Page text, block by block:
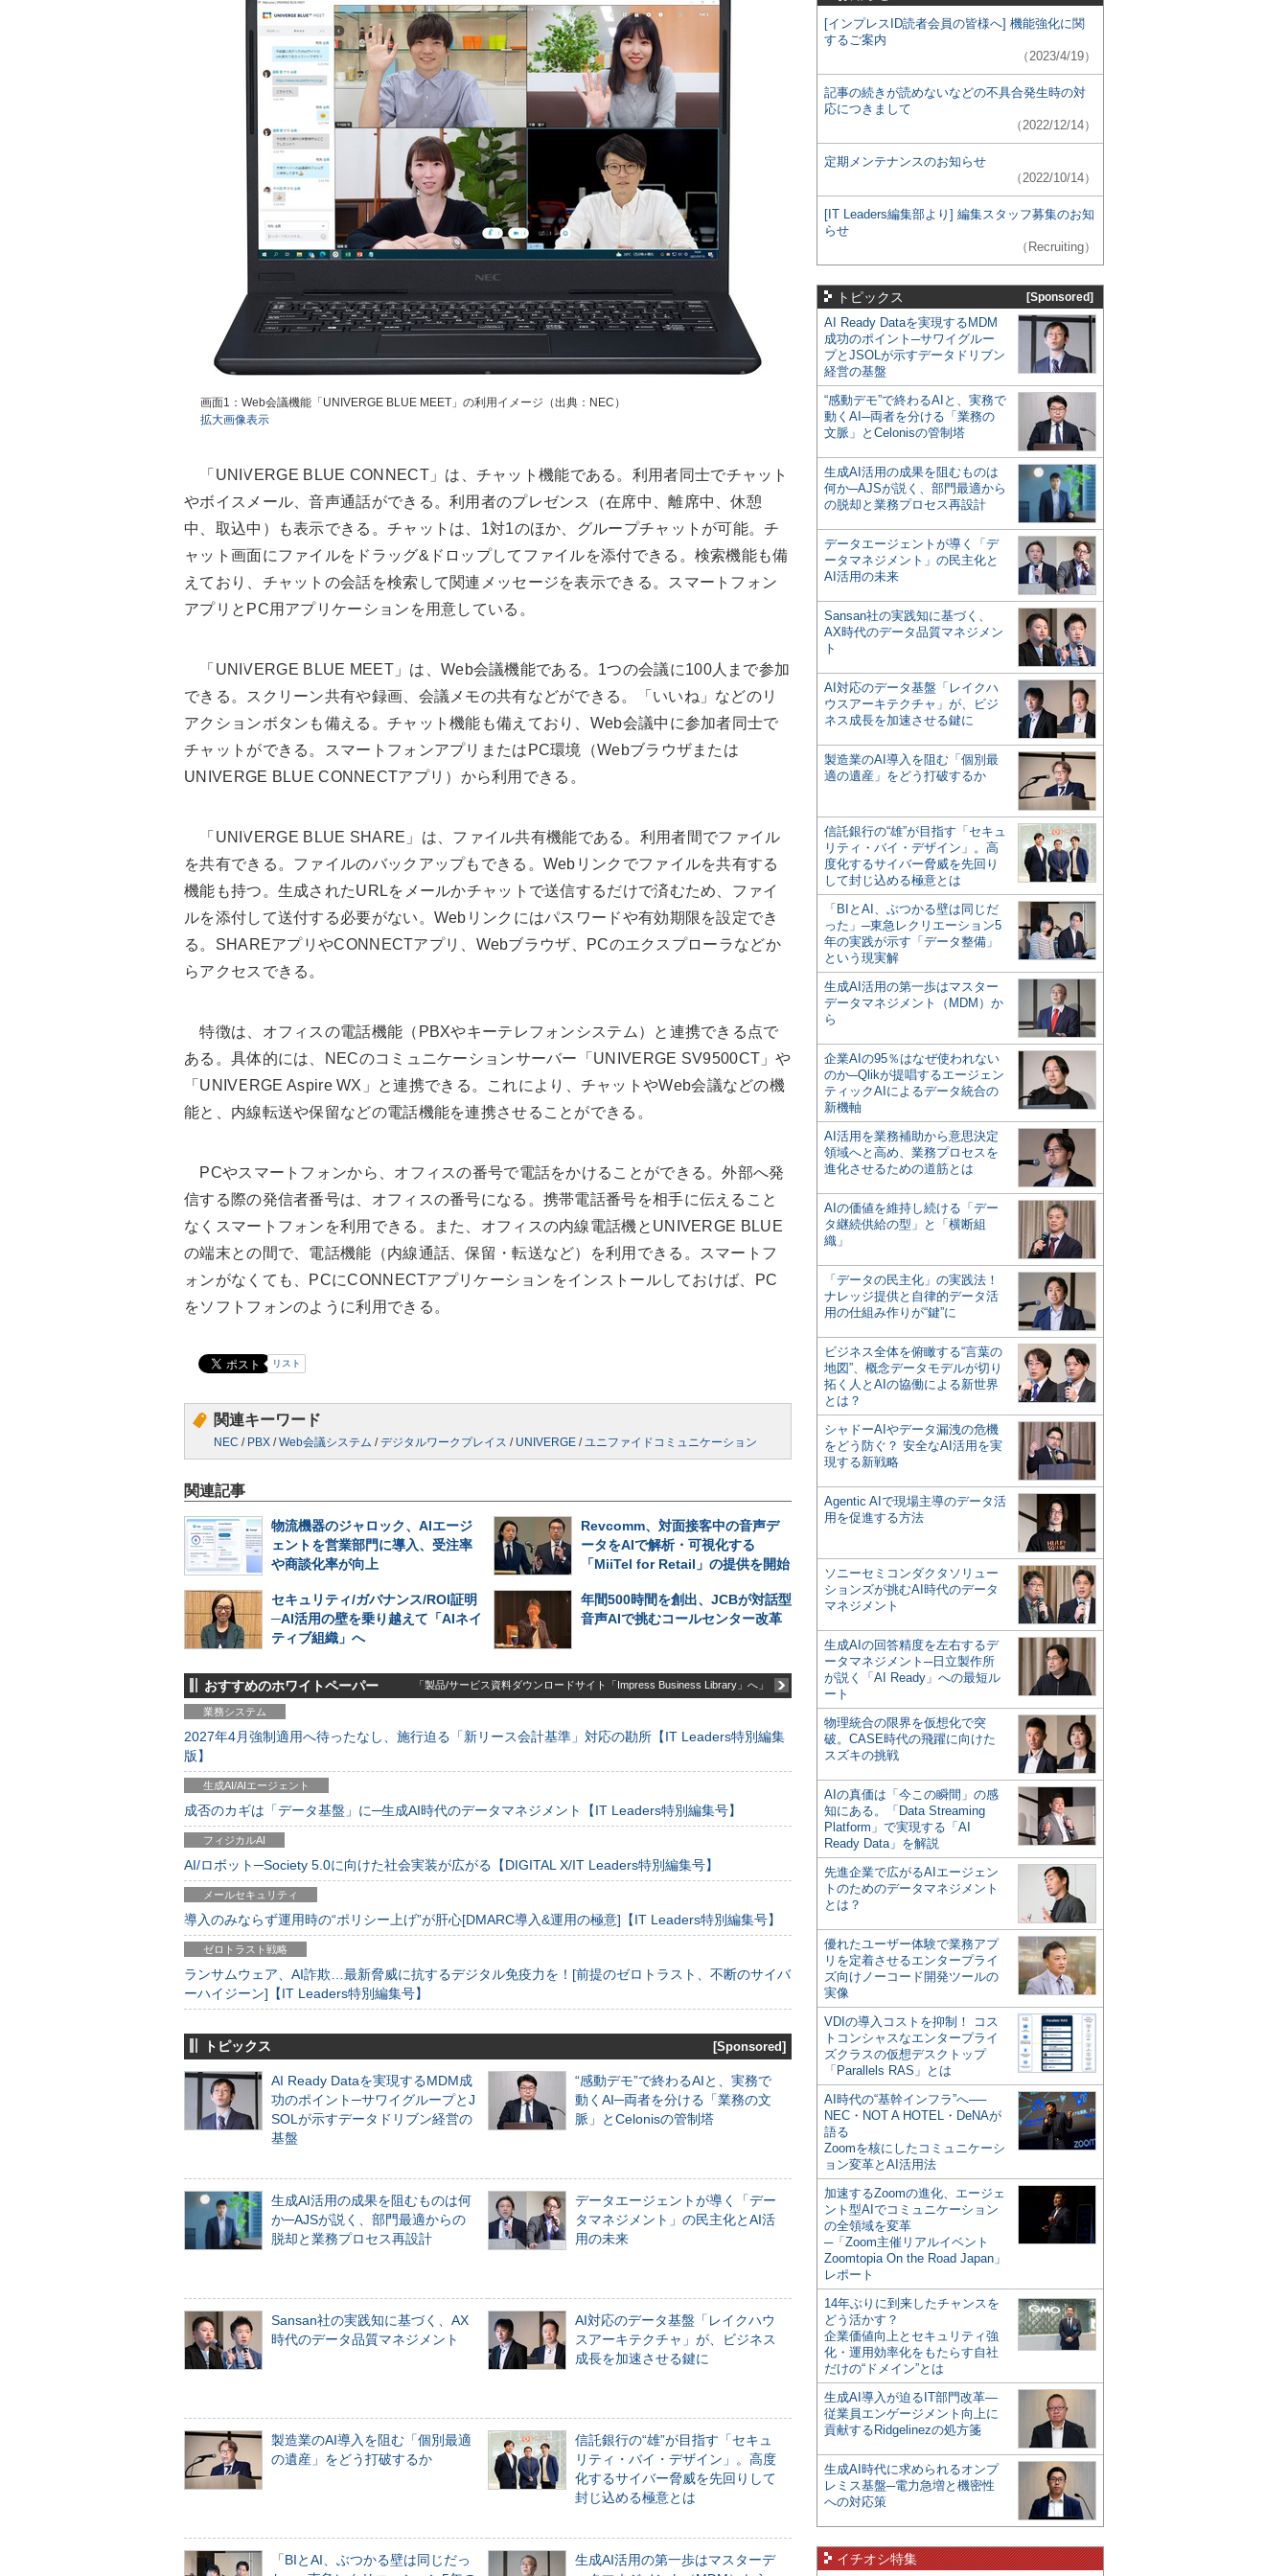
画面1：Web会議機能「UNIVERGE BLUE MEET」の利用イメージ（出典：NEC）
拡大画像表示
「UNIVERGE BLUE CONNECT」は、チャット機能である。利用者同士でチャット
やボイスメール、音声通話ができる。利用者のプレゼンス（在席中、離席中、休憩
中、取込中）も表示できる。チャットは、1対1のほか、グループチャットが可能。チ
ャット画面にファイルをドラッグ&ドロップしてファイルを添付できる。検索機能も備
えており、チャットの会話を検索して関連メッセージを表示できる。スマートフォン
アプリとPC用アプリケーションを用意している。
「UNIVERGE BLUE MEET」は、Web会議機能である。1つの会議に100人まで参加
できる。スクリーン共有や録画、会議メモの共有などができる。「いいね」などのリ
アクションボタンも備える。チャット機能も備えており、Web会議中に参加者同士で
チャットができる。スマートフォンアプリまたはPC環境（Webブラウザまたは
UNIVERGE BLUE CONNECTアプリ）から利用できる。
「UNIVERGE BLUE SHARE」は、ファイル共有機能である。利用者間でファイル
を共有できる。ファイルのバックアップもできる。Webリンクでファイルを共有する
機能も持つ。生成されたURLをメールかチャットで送信するだけで済むため、ファイ
ルを添付して送付する必要がない。Webリンクにはパスワードや有効期限を設定でき
る。SHAREアプリやCONNECTアプリ、Webブラウザ、PCのエクスプローラなどか
らアクセスできる。
特徴は、オフィスの電話機能（PBXやキーテレフォンシステム）と連携できる点で
ある。具体的には、NECのコミュニケーションサーバー「UNIVERGE SV9500CT」や
「UNIVERGE Aspire WX」と連携できる。これにより、チャットやWeb会議などの機
能と、内線転送や保留などの電話機能を連携させることができる。
PCやスマートフォンから、オフィスの番号で電話をかけることができる。外部へ発
信する際の発信者番号は、オフィスの番号になる。携帯電話番号を相手に伝えること
なくスマートフォンを利用できる。また、オフィスの内線電話機とUNIVERGE BLUE
の端末との間で、電話機能（内線通話、保留・転送など）を利用できる。スマートフ
ォンがなくても、PCにCONNECTアプリケーションをインストールしておけば、PC
をソフトフォンのように利用できる。
リスト
関連キーワード
NEC / PBX /Web会議システム /デジタルワークプレイス / UNIVERGE /ユニファイドコミュニケーション
関連記事
物流機器のジャロック、AIエージ
ェントを営業部門に導入、受注率
や商談化率が向上
Revcomm、対面接客中の音声デ
ータをAIで解析・可視化する
「MiiTel for Retail」の提供を開始
セキュリティ/ガバナンス/ROI証明
─AI活用の壁を乗り越えて「AIネイ
ティブ組織」へ
年間500時間を創出、JCBが対話型
音声AIで挑むコールセンター改革
おすすめのホワイトペーパー 「製品/サービス資料ダウンロードサイト「Impress Business Library」へ」
業務システム
2027年4月強制適用へ待ったなし、施行迫る「新リース会計基準」対応の勘所【IT Leaders特別編集
版】
生成AI/AIエージェント
成否のカギは「データ基盤」に─生成AI時代のデータマネジメント【IT Leaders特別編集号】
フィジカルAI
AI/ロボット─Society 5.0に向けた社会実装が広がる【DIGITAL X/IT Leaders特別編集号】
メールセキュリティ
導入のみならず運用時の“ポリシー上げ”が肝心[DMARC導入&運用の極意]【IT Leaders特別編集号】
ゼロトラスト戦略
ランサムウェア、AI詐欺…最新脅威に抗するデジタル免疫力を！[前提のゼロトラスト、不断のサイバ
ーハイジーン]【IT Leaders特別編集号】
トピックス [Sponsored]
AI Ready Dataを実現するMDM成
功のポイント─サワイグループとJ
SOLが示すデータドリブン経営の
基盤
“感動デモ”で終わるAIと、実務で
動くAI─両者を分ける「業務の文
脈」とCelonisの管制塔
生成AI活用の成果を阻むものは何
か─AJSが説く、部門最適からの
脱却と業務プロセス再設計
データエージェントが導く「デー
タマネジメント」の民主化とAI活
用の未来
Sansan社の実践知に基づく、AX
時代のデータ品質マネジメント
AI対応のデータ基盤「レイクハウ
スアーキテクチャ」が、ビジネス
成長を加速させる鍵に
製造業のAI導入を阻む「個別最適
の遺産」をどう打破するか
信託銀行の“雄”が目指す「セキュ
リティ・バイ・デザイン」。高度
化するサイバー脅威を先回りして
封じ込める極意とは
「BIとAI、ぶつかる壁は同じだっ
生成AI活用の第一歩はマスターデ
[インプレスID読者会員の皆様へ] 機能強化に関
するご案内
（2023/4/19）
記事の続きが読めないなどの不具合発生時の対
応につきまして
（2022/12/14）
定期メンテナンスのお知らせ
（2022/10/14）
[IT Leaders編集部より] 編集スタッフ募集のお知
らせ
（Recruiting）
トピックス [Sponsored]
AI Ready Dataを実現するMDM
成功のポイント─サワイグルー
プとJSOLが示すデータドリブン
経営の基盤
“感動デモ”で終わるAIと、実務で
動くAI─両者を分ける「業務の
文脈」とCelonisの管制塔
生成AI活用の成果を阻むものは
何か─AJSが説く、部門最適から
の脱却と業務プロセス再設計
データエージェントが導く「デ
ータマネジメント」の民主化と
AI活用の未来
Sansan社の実践知に基づく、
AX時代のデータ品質マネジメン
ト
AI対応のデータ基盤「レイクハ
ウスアーキテクチャ」が、ビジ
ネス成長を加速させる鍵に
製造業のAI導入を阻む「個別最
適の遺産」をどう打破するか
信託銀行の“雄”が目指す「セキュ
リティ・バイ・デザイン」。高
度化するサイバー脅威を先回り
して封じ込める極意とは
「BIとAI、ぶつかる壁は同じだ
った」─東急レクリエーション5
年の実践が示す「データ整備」
という現実解
生成AI活用の第一歩はマスター
データマネジメント（MDM）か
ら
企業AIの95％はなぜ使われない
のか─Qlikが提唱するエージェン
ティックAIによるデータ統合の
新機軸
AI活用を業務補助から意思決定
領域へと高め、業務プロセスを
進化させるための道筋とは
AIの価値を維持し続ける「デー
タ継続供給の型」と「横断組
織」
「データの民主化」の実践法！
ナレッジ提供と自律的データ活
用の仕組み作りが“鍵”に
ビジネス全体を俯瞰する“言葉の
地図”、概念データモデルが切り
拓く人とAIの協働による新世界
とは？
シャドーAIやデータ漏洩の危機
をどう防ぐ？ 安全なAI活用を実
現する新戦略
Agentic AIで現場主導のデータ活
用を促進する方法
ソニーセミコンダクタソリュー
ションズが挑むAI時代のデータ
マネジメント
生成AIの回答精度を左右するデ
ータマネジメント─日立製作所
が説く「AI Ready」への最短ル
ート
物理統合の限界を仮想化で突
破。CASE時代の飛躍に向けた
スズキの挑戦
AIの真価は「今この瞬間」の感
知にある。「Data Streaming
Platform」で実現する「AI
Ready Data」を解説
先進企業で広がるAIエージェン
トのためのデータマネジメント
とは？
優れたユーザー体験で業務アプ
リを定着させるエンタープライ
ズ向けノーコード開発ツールの
実像
VDIの導入コストを抑制！ コス
トコンシャスなエンタープライ
ズクラスの仮想デスクトップ
「Parallels RAS」とは
AI時代の“基幹インフラ”へ──
NEC・NOT A HOTEL・DeNAが
語る
Zoomを核にしたコミュニケーシ
ョン変革とAI活用法
加速するZoomの進化、エージェ
ント型AIでコミュニケーション
の全領域を変革
─「Zoom主催リアルイベント
Zoomtopia On the Road Japan」
レポート
14年ぶりに到来したチャンスを
どう活かす？
企業価値向上とセキュリティ強
化・運用効率化をもたらす自社
だけの“ドメイン”とは
生成AI導入が迫るIT部門改革―
従業員エンゲージメント向上に
貢献するRidgelinezの処方箋
生成AI時代に求められるオンプ
レミス基盤─電力急増と機密性
への対応策
イチオシ特集